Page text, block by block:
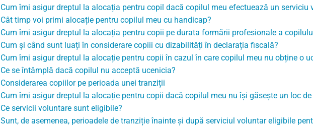
Cum îmi asigur dreptul la alocația pentru copil dacă copilul meu efectuează un serviciu
Cât timp voi primi alocație pentru copilul meu cu handicap?
Cum îmi asigur dreptul la alocația pentru copii pe durata formării profesionale a
Cum și când sunt luați în considerare copiii cu dizabilități în declarația fiscală?
Cum îmi asigur dreptul la alocație pentru copii în cazul în care copilul meu nu obține o
Ce se întâmplă dacă copilul nu acceptă ucenicia?
Considerarea copiilor pe perioada unei tranziții
Cum îmi asigur dreptul la alocație pentru copii dacă copilul meu nu își găsește un loc
Ce servicii voluntare sunt eligibile?
Sunt, de asemenea, perioadele de tranziție înainte și după serviciul voluntar eligibile